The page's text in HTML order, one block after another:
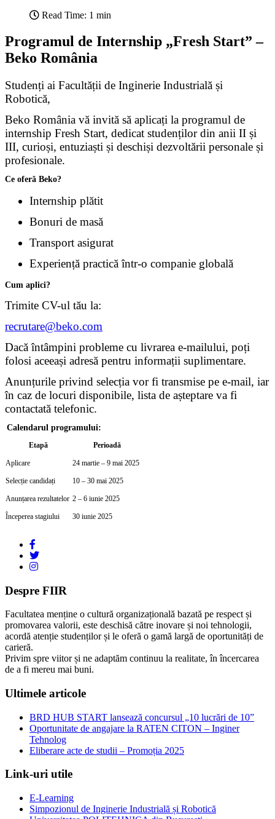
Read Time: 1 min
Programul de Internship „Fresh Start” –
Beko România
Studenți ai Facultății de Inginerie Industrială și
Robotică,
Beko România vă invită să aplicați la programul de
internship Fresh Start, dedicat studenților din anii II și
III, curioși, entuziaști și deschiși dezvoltării personale și
profesionale.
Ce oferă Beko?
Internship plătit
Bonuri de masă
Transport asigurat
Experiență practică într-o companie globală
Cum aplici?
Trimite CV-ul tău la:
recrutare@beko.com
Dacă întâmpini probleme cu livrarea e-mailului, poți
folosi aceeași adresă pentru informații suplimentare.
Anunțurile privind selecția vor fi transmise pe e-mail, iar
în caz de locuri disponibile, lista de așteptare va fi
contactată telefonic.
Calendarul programului:
Etapă Perioadă
Aplicare 24 martie – 9 mai 2025
Selecție candidați 10 – 30 mai 2025
Anunțarea rezultatelor 2 – 6 iunie 2025
Începerea stagiului 30 iunie 2025
Despre FIIR
Facultatea menține o cultură organizațională bazată pe respect și
promovarea valorii, este deschisă către inovare și noi tehnologii,
acordă atenție studenților și le oferă o gamă largă de oportunități de
carieră.
Privim spre viitor și ne adaptăm continuu la realitate, în încercarea
de a fi mereu mai buni.
Ultimele articole
BRD HUB START lansează concursul „10 lucrări de 10”
Oportunitate de angajare la RATEN CITON – Inginer
Tehnolog
Eliberare acte de studii – Promoția 2025
Link-uri utile
E-Learning
Simpozionul de Inginerie Industrială și Robotică